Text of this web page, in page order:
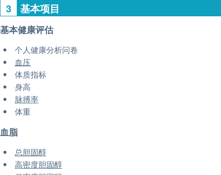
3 基本项目
基本健康评估
个人健康分析问卷
血压
体质指标
身高
脉搏率
体重
血脂
总胆固醇
高密度胆固醇